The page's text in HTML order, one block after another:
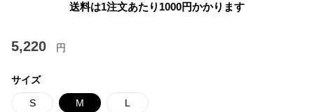
送料は1注文あたり 1000円かかります
5,220 円
サイズ
S M L